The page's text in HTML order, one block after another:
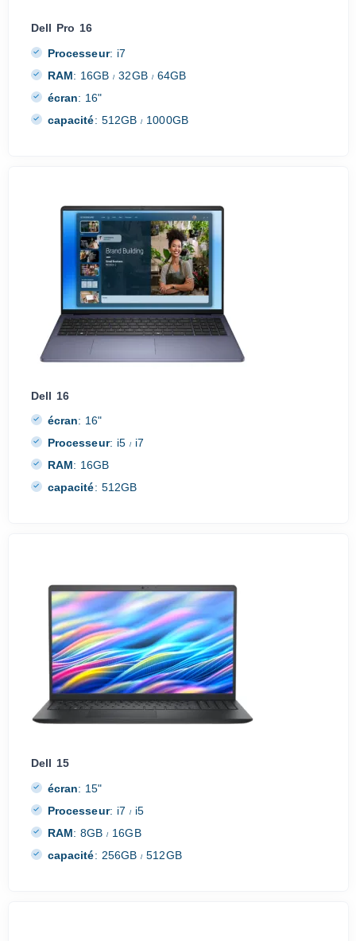
Dell Pro 16
Processeur: i7
RAM: 16GB/ 32GB /64GB
écran: 16"
capacité: 512GB/ 1000GB
Dell 16
écran: 16"
Processeur: i5/ i7
RAM: 16GB
capacité: 512GB
Dell 15
écran: 15"
Processeur: i7/ i5
RAM: 8GB/ 16GB
capacité: 256GB/ 512GB